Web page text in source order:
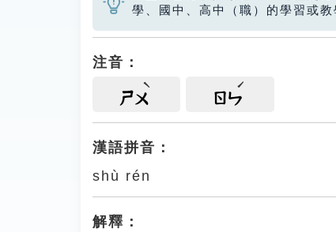
學、國中、高中（職）的學習或
注音：
ㄕㄨ ㄖㄣ
漢語拼音：
shù rén
解釋：